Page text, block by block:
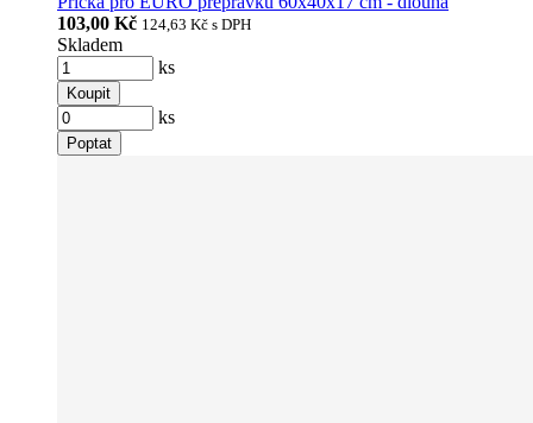
103,00 Kč 124,63 Kč s DPH
Skladem
ks
Koupit
ks
Poptat